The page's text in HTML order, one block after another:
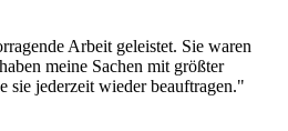
Arbeit geleistet. Sie waren
meine Sachen mit größter
sie jederzeit wieder beauftragen."